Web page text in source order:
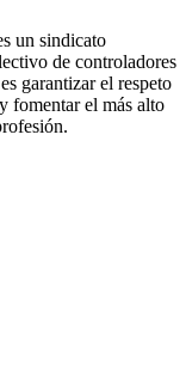
un sindicato
de controladores
garantizar el respeto
fomentar el más alto